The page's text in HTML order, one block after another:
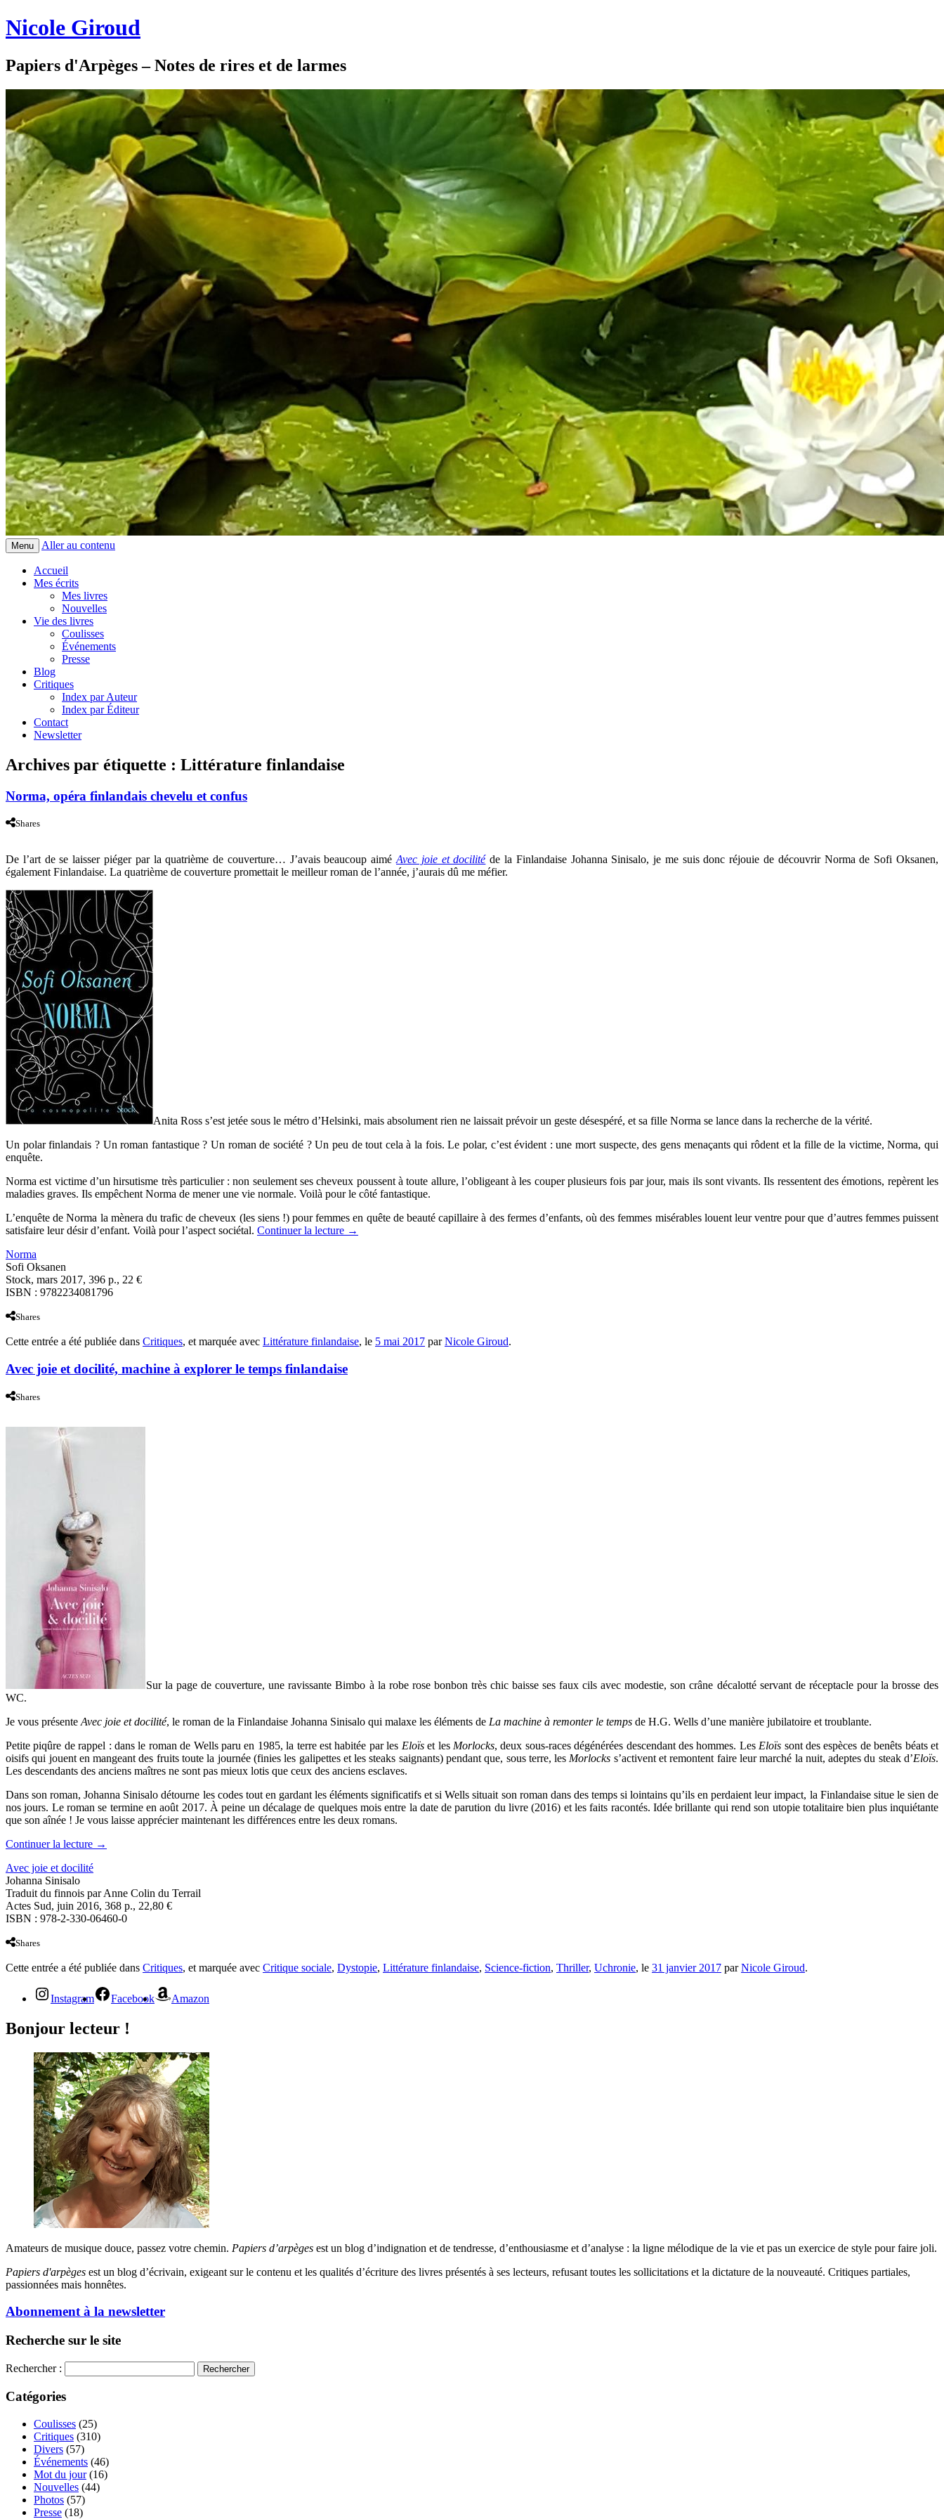
Nicole Giroud
Papiers d'Arpèges – Notes de rires et de larmes
Menu Aller au contenu
Accueil
Mes écrits
Mes livres
Nouvelles
Vie des livres
Coulisses
Événements
Presse
Blog
Critiques
Index par Auteur
Index par Éditeur
Contact
Newsletter
Archives par étiquette : Littérature finlandaise
Norma, opéra finlandais chevelu et confus
Shares
De l’art de se laisser piéger par la quatrième de couverture… J’avais beaucoup aiméAvec joie et docilitéde la Finlandaise Johanna Sinisalo, je me suis donc réjouie de découvrir Norma de Sofi Oksanen,
également Finlandaise. La quatrième de couverture promettait le meilleur roman de l’année, j’aurais dû me méfier.
Anita Ross s’est jetée sous le métro d’Helsinki, mais absolument rien ne laissait prévoir un geste désespéré, et sa fille Norma se lance dans la recherche de la vérité.
Un polar finlandais ? Un roman fantastique ? Un roman de société ? Un peu de tout cela à la fois. Le polar, c’est évident : une mort suspecte, des gens menaçants qui rôdent et la fille de la victime, Norma, qui
enquête.
Norma est victime d’un hirsutisme très particulier : non seulement ses cheveux poussent à toute allure, l’obligeant à les couper plusieurs fois par jour, mais ils sont vivants. Ils ressentent des émotions, repèrent les
maladies graves. Ils empêchent Norma de mener une vie normale. Voilà pour le côté fantastique.
L’enquête de Norma la mènera du trafic de cheveux (les siens !) pour femmes en quête de beauté capillaire à des fermes d’enfants, où des femmes misérables louent leur ventre pour que d’autres femmes puissent
satisfaire leur désir d’enfant. Voilà pour l’aspect sociétal. Continuer la lecture →
Norma
Sofi Oksanen
Stock, mars 2017, 396 p., 22 €
ISBN : 9782234081796
Shares
Cette entrée a été publiée dans Critiques, et marquée avec Littérature finlandaise, le 5 mai 2017 parNicole Giroud.
Avec joie et docilité, machine à explorer le temps finlandaise
Shares
Sur la page de couverture, une ravissante Bimbo à la robe rose bonbon très chic baisse ses faux cils avec modestie, son crâne décalotté servant de réceptacle pour la brosse des
WC.
Je vous présente Avec joie et docilité, le roman de la Finlandaise Johanna Sinisalo qui malaxe les éléments de La machine à remonter le temps de H.G. Wells d’une manière jubilatoire et troublante.
Petite piqûre de rappel : dans le roman de Wells paru en 1985, la terre est habitée par les Eloïset les Morlocks, deux sous-races dégénérées descendant des hommes. Les Eloïs sont des espèces de benêts béats et
oisifs qui jouent en mangeant des fruits toute la journée (finies les galipettes et les steaks saignants) pendant que, sous terre, les Morlocks s’activent et remontent faire leur marché la nuit, adeptes du steak d’Eloïs.
Les descendants des anciens maîtres ne sont pas mieux lotis que ceux des anciens esclaves.
Dans son roman, Johanna Sinisalo détourne les codes tout en gardant les éléments significatifs et si Wells situait son roman dans des temps si lointains qu’ils en perdaient leur impact, la Finlandaise situe le sien de
nos jours. Le roman se termine en août 2017. À peine un décalage de quelques mois entre la date de parution du livre (2016) et les faits racontés. Idée brillante qui rend son utopie totalitaire bien plus inquiétante
que son aînée ! Je vous laisse apprécier maintenant les différences entre les deux romans.
Continuer la lecture →
Avec joie et docilité
Johanna Sinisalo
Traduit du finnois par Anne Colin du Terrail
Actes Sud, juin 2016, 368 p., 22,80 €
ISBN : 978-2-330-06460-0
Shares
Cette entrée a été publiée dans Critiques, et marquée avec Critique sociale, Dystopie, Littérature finlandaise, Science-fiction, Thriller, Uchronie, le 31 janvier 2017 parNicole Giroud.
Instagram Facebook Amazon
Bonjour lecteur !
Amateurs de musique douce, passez votre chemin. Papiers d’arpèges est un blog d’indignation et de tendresse, d’enthousiasme et d’analyse : la ligne mélodique de la vie et pas un exercice de style pour faire joli.
Papiers d'arpèges est un blog d’écrivain, exigeant sur le contenu et les qualités d’écriture des livres présentés à ses lecteurs, refusant toutes les sollicitations et la dictature de la nouveauté. Critiques partiales,
passionnées mais honnêtes.
Abonnement à la newsletter
Recherche sur le site
Rechercher :
Catégories
Coulisses (25)
Critiques (310)
Divers (57)
Événements (46)
Mot du jour(16)
Nouvelles (44)
Photos (57)
Presse (18)